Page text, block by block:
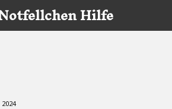
Hilfe